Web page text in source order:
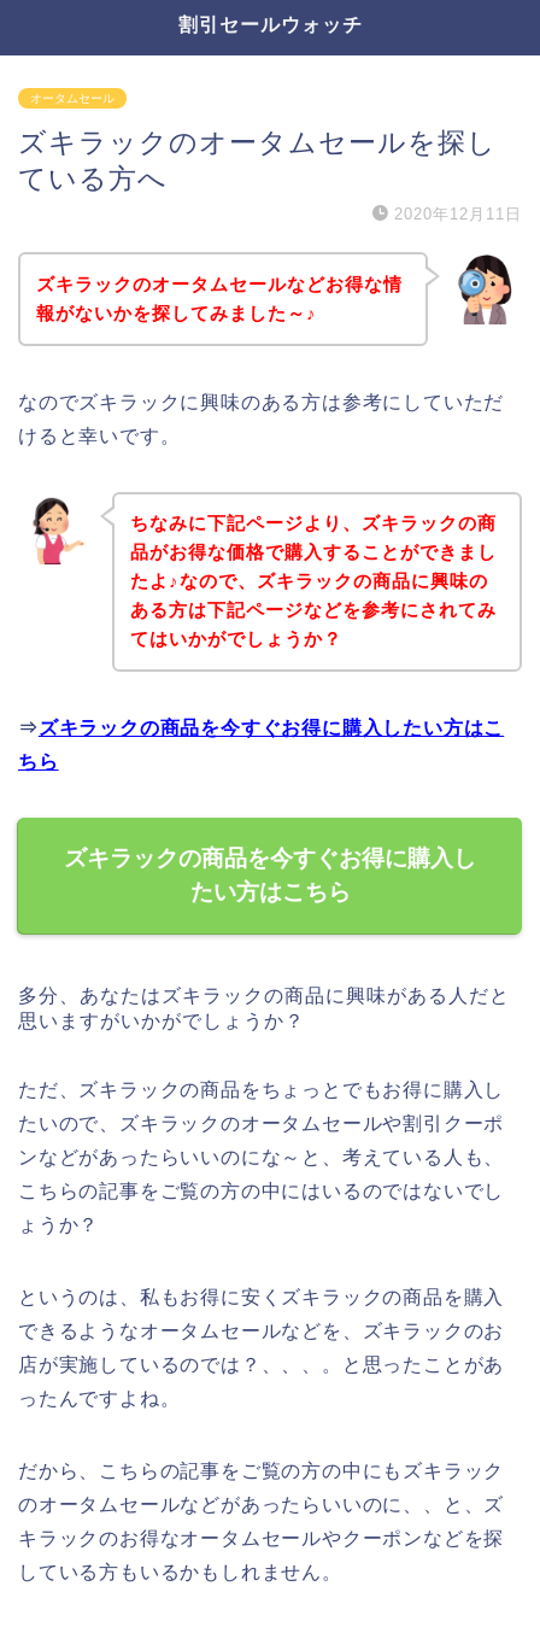
割引セールウォッチ
オータムセール
ズキラックのオータムセールを探し
ている方へ
2020年12月11日
ズキラックのオータムセールなどお得な情
報がないかを探してみました～♪
なのでズキラックに興味のある方は参考にしていただ
けると幸いです。
ちなみに下記ページより、ズキラックの商
品がお得な価格で購入することができまし
たよ♪なので、ズキラックの商品に興味の
ある方は下記ページなどを参考にされてみ
てはいかがでしょうか？
⇒ ズキラックの商品を今すぐお得に購入したい方はこ
ちら
ズキラックの商品を今すぐお得に購入し
たい方はこちら
多分、あなたはズキラックの商品に興味がある人だと
思いますがいかがでしょうか？
ただ、ズキラックの商品をちょっとでもお得に購入し
たいので、ズキラックのオータムセールや割引クーポ
ンなどがあったらいいのにな～と、考えている人も、
こちらの記事をご覧の方の中にはいるのではないでし
ょうか？
というのは、私もお得に安くズキラックの商品を購入
できるようなオータムセールなどを、ズキラックのお
店が実施しているのでは？、、、。と思ったことがあ
ったんですよね。
だから、こちらの記事をご覧の方の中にもズキラック
のオータムセールなどがあったらいいのに、、と、ズ
キラックのお得なオータムセールやクーポンなどを探
している方もいるかもしれません。